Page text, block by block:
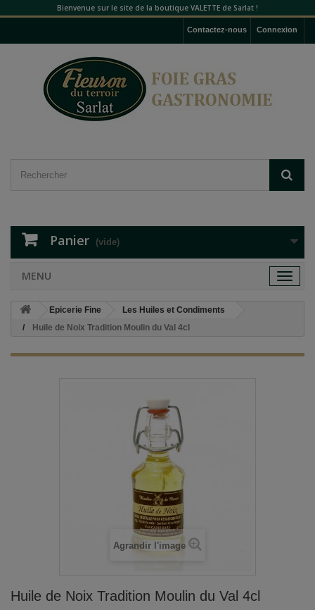
Bienvenue sur le site de la boutique VALETTE de Sarlat !
Connexion
Contactez-nous
Panier (vide)
Toggle
MENU
Epicerie Fine
Les Huiles et Condiments
Huile de Noix Tradition Moulin du Val 4cl
Agrandir l'image
Huile de Noix Tradition Moulin du Val 4cl